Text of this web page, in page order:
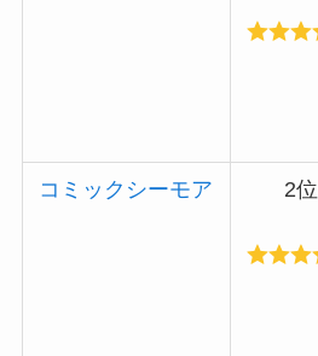
コミックシーモア 2位